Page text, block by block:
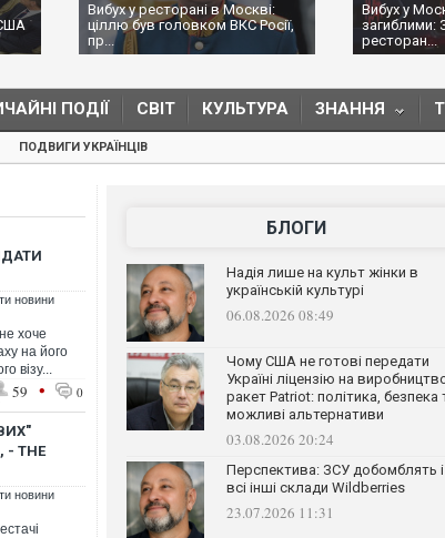
Вибух у ресторані в Москві:
ціллю був головком ВКС Росії,
пр...
Вибух у
загиблими:
ресторан...
ПОДІЇ СВІТ КУЛЬТУРА ЗНАННЯ
ПОДВИГИ УКРАЇНЦІВ
новини
хоче
на його
візу...
59 • 0
- THE
новини
БЛОГИ
Надія лише на культ жінки в
українській культурі
06.08.2026 08:49
Чому США не готові передати
Україні ліцензію на
ракет Patriot: політика, безпека
можливі альтернативи
03.08.2026 20:24
Перспектива: ЗСУ добомблять і
всі інші склади Wildberries
23.07.2026 11:31